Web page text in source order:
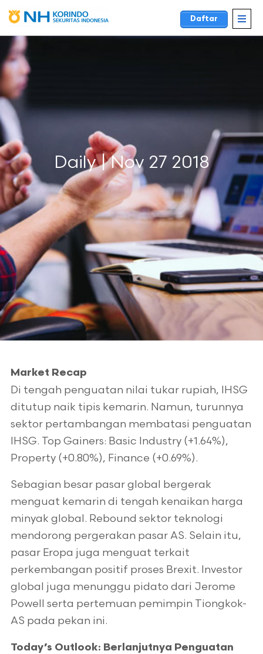
Daftar
Daily | Nov 27 2018
Market Recap
Di tengah penguatan nilai tukar rupiah, IHSG
ditutup naik tipis kemarin. Namun, turunnya
sektor pertambangan membatasi penguatan
IHSG. Top Gainers: Basic Industry (+1.64%),
Property (+0.80%), Finance (+0.69%).
Sebagian besar pasar global bergerak
menguat kemarin di tengah kenaikan harga
minyak global. Rebound sektor teknologi
mendorong pergerakan pasar AS. Selain itu,
pasar Eropa juga menguat terkait
perkembangan positif proses Brexit. Investor
global juga menunggu pidato dari Jerome
Powell serta pertemuan pemimpin Tiongkok-
AS pada pekan ini.
Today’s Outlook: Berlanjutnya Penguatan